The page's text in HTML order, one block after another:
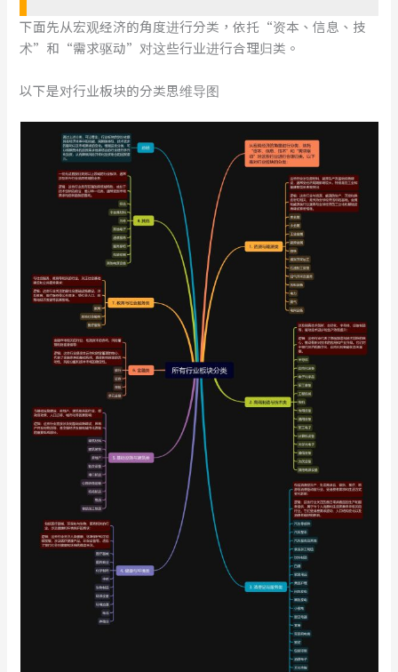
下面先从宏观经济的角度进行分类，依托“资本、信息、技
术”和“需求驱动”对这些行业进行合理归类。
以下是对行业板块的分类思维导图